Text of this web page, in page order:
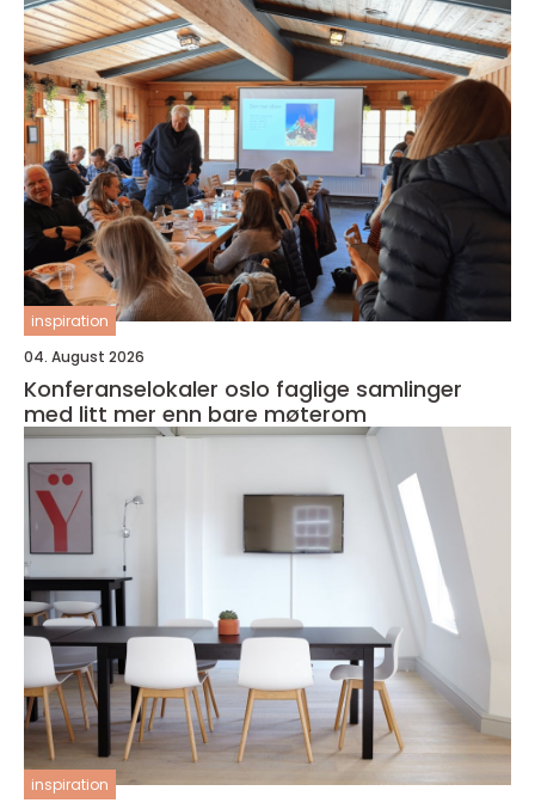
inspiration
04. August 2026
Konferanselokaler oslo faglige samlinger
med litt mer enn bare møterom
inspiration